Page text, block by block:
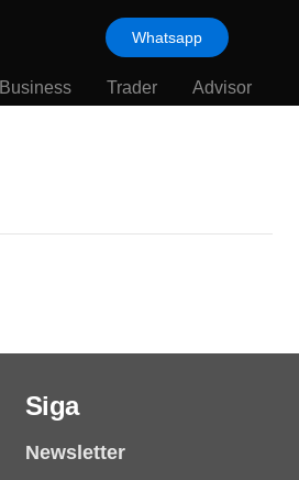
Whatsapp
Business Trader Advisor
Siga
Newsletter